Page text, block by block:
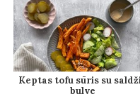
Keptas tofu sūris su
bulve